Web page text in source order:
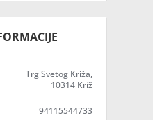
Trg Svetog Križa,
10314 Križ
94115544733